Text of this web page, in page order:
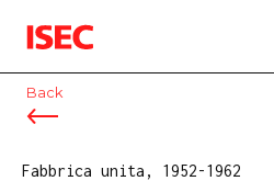
ISEC
Back
Fabbrica unita, 1952-1962